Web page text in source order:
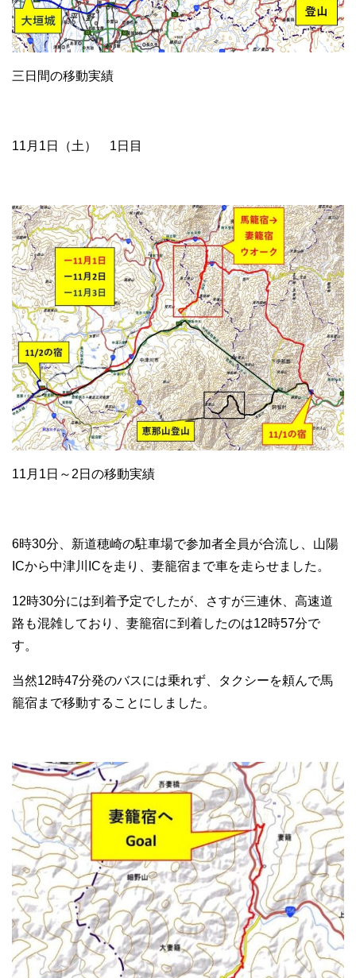
三日間の移動実績
11月1日（土） 1日目
11月1日～2日の移動実績
6時30分、新道穂崎の駐車場で参加者全員が合流し、山陽
ICから中津川ICを走り、妻籠宿まで車を走らせました。
12時30分には到着予定でしたが、さすが三連休、高速道
路も混雑しており、妻籠宿に到着したのは12時57分で
す。
当然12時47分発のバスには乗れず、タクシーを頼んで馬
籠宿まで移動することにしました。